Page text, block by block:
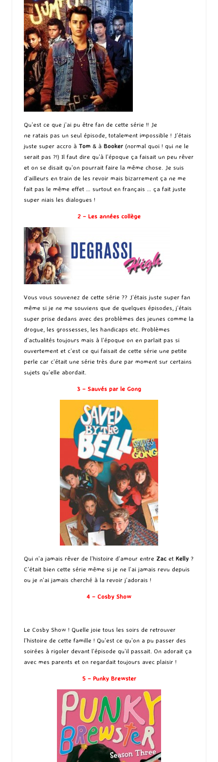
Qu’est ce que j’ai pu être fan de cette série !! Je
ne ratais pas un seul épisode, totalement impossible ! J’étais
juste super accro à Tom & à Booker (normal quoi ! qui ne le
serait pas ?!) Il faut dire qu’à l’époque ça faisait un peu rêver
et on se disait qu’on pourrait faire la même chose. Je suis
d’ailleurs en train de les revoir mais bizarrement ça ne me
fait pas le même effet … surtout en français … ça fait juste
super niais les dialogues !
2 – Les années collège
Vous vous souvenez de cette série ?? J’étais juste super fan
même si je ne me souviens que de quelques épisodes, j’étais
super prise dedans avec des problèmes des jeunes comme la
drogue, les grossesses, les handicaps etc. Problèmes
d’actualités toujours mais à l’époque on en parlait pas si
ouvertement et c’est ce qui faisait de cette série une petite
perle car c’était une série très dure par moment sur certains
sujets qu’elle abordait.
3 – Sauvés par le Gong
Qui n’a jamais rêver de l’histoire d’amour entre Zac et Kelly ?
C’était bien cette série même si je ne l’ai jamais revu depuis
ou je n’ai jamais cherché à la revoir j’adorais !
4 – Cosby Show
Le Cosby Show ! Quelle joie tous les soirs de retrouver
l’histoire de cette famille ! Qu’est ce qu’on a pu passer des
soirées à rigoler devant l’épisode qu’il passait. On adorait ça
avec mes parents et on regardait toujours avec plaisir !
5 – Punky Brewster